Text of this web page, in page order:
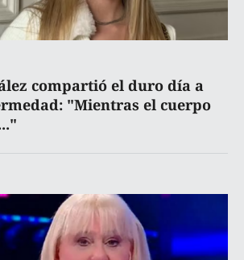
compartió el duro día a
"Mientras el cuerpo